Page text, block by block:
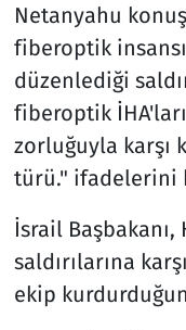
Netanyahu
fiberoptik
düzenlediği
fiberoptik
zorluğuyla karşı
türü." ifadelerini
İsrail
saldırılarına
ekip